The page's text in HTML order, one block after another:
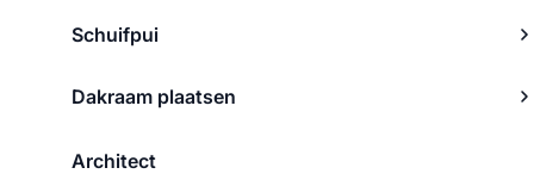
Schuifpui
Dakraam plaatsen
Architect